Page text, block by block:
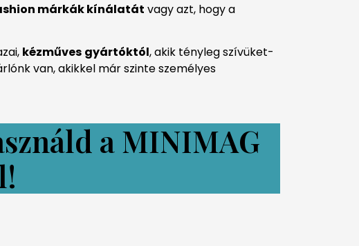
márkák kínálatát vagy azt, hogy a
kézműves gyártóktól, akik tényleg szívüket-
van, akikkel már szinte személyes
a MINIMAG